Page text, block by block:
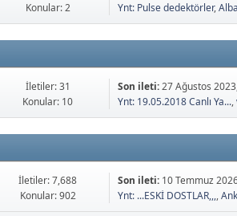
Konular: 2
Ynt: Pulse dedektörler,
İletiler: 31
Konular: 10
Son ileti:27 Ağustos
Ynt: 19.05.2018 Canlı Ya...,
İletiler: 7,688
Konular: 902
Son ileti: 10 Temmuz
Ynt: ...ESKİ DOSTLAR,,,,